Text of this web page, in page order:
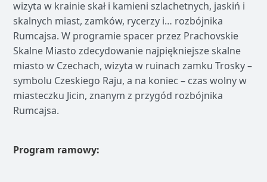
wizyta w krainie skał i kamieni szlachetnych, jaskiń i
skalnych miast, zamków, rycerzy i… rozbójnika
Rumcajsa. W programie spacer przez Prachovskie
Skalne Miasto zdecydowanie najpiękniejsze skalne
miasto w Czechach, wizyta w ruinach zamku Trosky –
symbolu Czeskiego Raju, a na koniec – czas wolny w
miasteczku Jicin, znanym z przygód rozbójnika
Rumcajsa.
Program ramowy: